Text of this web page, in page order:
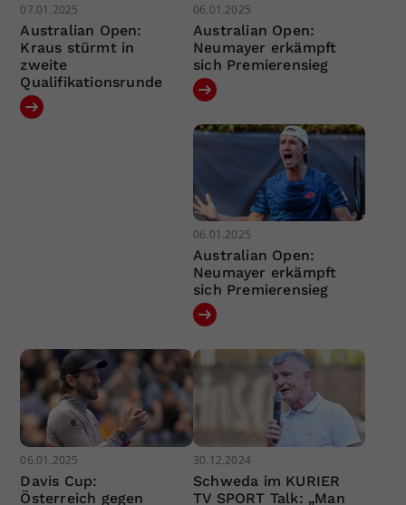
07.01.2025
Australian Open:
Kraus stürmt in
zweite
Qualifikationsrunde
06.01.2025
Australian Open:
Neumayer erkämpft
sich Premierensieg
06.01.2025
Australian Open:
Neumayer erkämpft
sich Premierensieg
06.01.2025
Davis Cup:
Österreich gegen
30.12.2024
Schweda im KURIER
TV SPORT Talk: „Man